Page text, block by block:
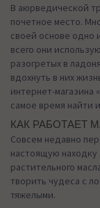
В аюрведической
почетное место.
своей основе одно
всего они
разогретых в
вдохнуть в них
интернет-магазина
самое время найти
КАК РАБОТАЕТ
Совсем недавно
настоящую
растительного
творить чудеса с
тяжелыми.